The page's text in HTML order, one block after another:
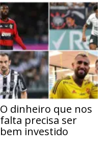
O dinheiro que nos
falta precisa ser
bem investido